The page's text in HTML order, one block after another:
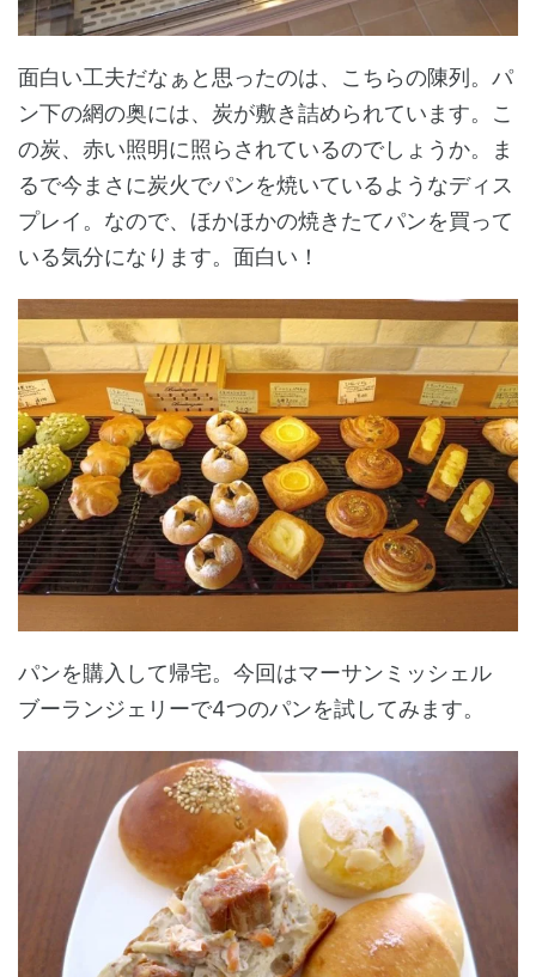
面白い工夫だなぁと思ったのは、こちらの陳列。パ
ン下の網の奥には、炭が敷き詰められています。こ
の炭、赤い照明に照らされているのでしょうか。ま
るで今まさに炭火でパンを焼いているようなディス
プレイ。なので、ほかほかの焼きたてパンを買って
いる気分になります。面白い！
パンを購入して帰宅。今回はマーサンミッシェル
ブーランジェリーで4つのパンを試してみます。